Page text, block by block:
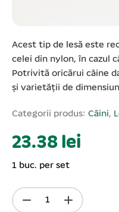
Acest tip de lesă este
celei din nylon, în cazul
Potrivită oricărui câine
și varietății de
Categorii produs: Câini,
23.38 lei
1 buc. per set